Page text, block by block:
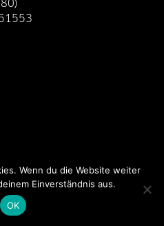
Wenn du die Website weiter
Einverständnis aus.
OK